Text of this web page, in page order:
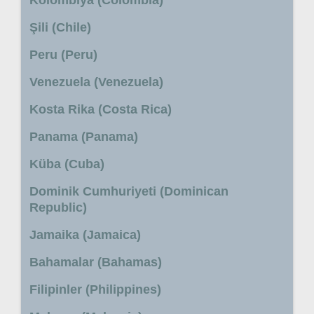
Şili (Chile)
Peru (Peru)
Venezuela (Venezuela)
Kosta Rika (Costa Rica)
Panama (Panama)
Küba (Cuba)
Dominik Cumhuriyeti (Dominican
Republic)
Jamaika (Jamaica)
Bahamalar (Bahamas)
Filipinler (Philippines)